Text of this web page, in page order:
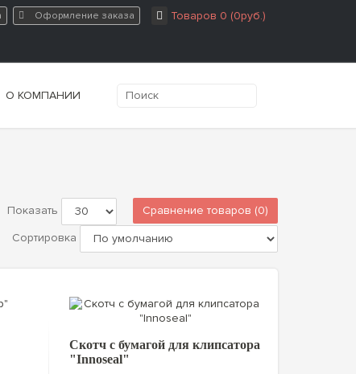
Товаров 0 (0руб.)
Оформление заказа
О КОМПАНИИ
Сравнение товаров (0)
Показать
Сортировка
Скотч с бумагой для клипсатора
"Innoseal"